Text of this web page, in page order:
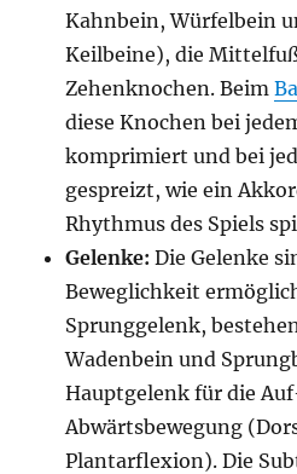
Kahnbein, Würfelbein
Keilbeine), die
Zehenknochen. Beim
diese Knochen bei
komprimiert und bei
gespreizt, wie ein
Rhythmus des Spiels
Gelenke: Die Gelenke
Beweglichkeit
Sprunggelenk,
Wadenbein und
Hauptgelenk für die
Abwärtsbewegung
Plantarflexion). Die